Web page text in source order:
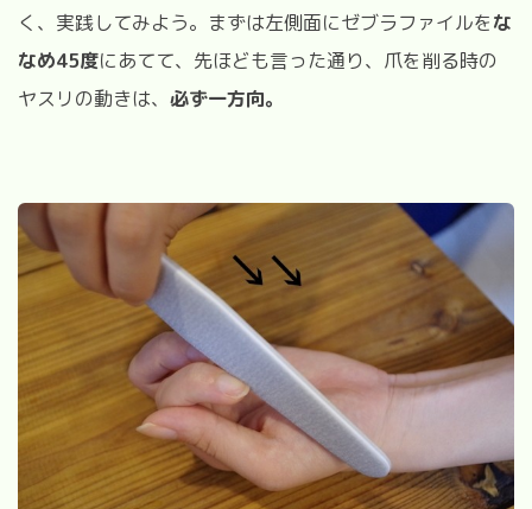
く、実践してみよう。まずは左側面にゼブラファイルをな
なめ45度にあてて、先ほども言った通り、爪を削る時の
ヤスリの動きは、 必ず一方向。